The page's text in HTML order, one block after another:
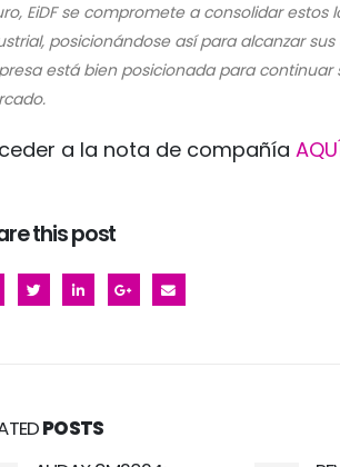
EiDF se compromete a consolidar
posicionándose así para alcanzar
está bien posicionada para
a la nota de compañía
this post
POSTS